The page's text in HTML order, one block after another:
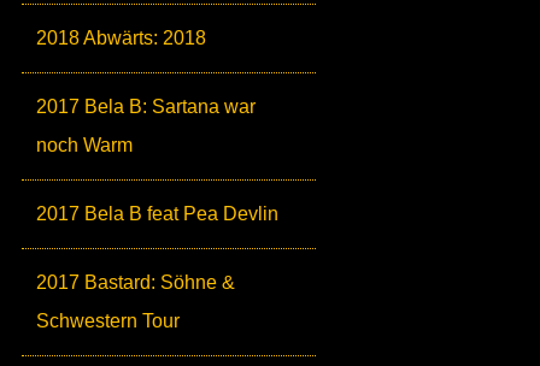
2018 Abwärts: 2018
2017 Bela B: Sartana war
noch Warm
2017 Bela B feat Pea Devlin
2017 Bastard: Söhne &
Schwestern Tour